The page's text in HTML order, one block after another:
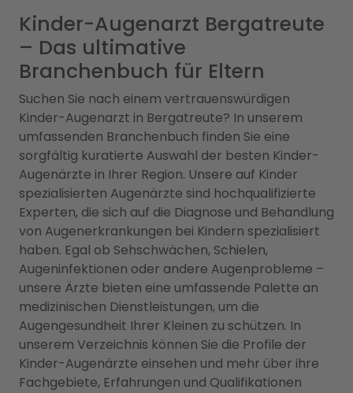
Kinder-Augenarzt Bergatreute
– Das ultimative
Branchenbuch für Eltern
Suchen Sie nach einem vertrauenswürdigen
Kinder-Augenarzt in Bergatreute? In unserem
umfassenden Branchenbuch finden Sie eine
sorgfältig kuratierte Auswahl der besten Kinder-
Augenärzte in Ihrer Region. Unsere auf Kinder
spezialisierten Augenärzte sind hochqualifizierte
Experten, die sich auf die Diagnose und Behandlung
von Augenerkrankungen bei Kindern spezialisiert
haben. Egal ob Sehschwächen, Schielen,
Augeninfektionen oder andere Augenprobleme –
unsere Ärzte bieten eine umfassende Palette an
medizinischen Dienstleistungen, um die
Augengesundheit Ihrer Kleinen zu schützen. In
unserem Verzeichnis können Sie die Profile der
Kinder-Augenärzte einsehen und mehr über ihre
Fachgebiete, Erfahrungen und Qualifikationen